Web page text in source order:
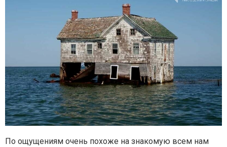
По ощущениям очень похоже на знакомую всем нам